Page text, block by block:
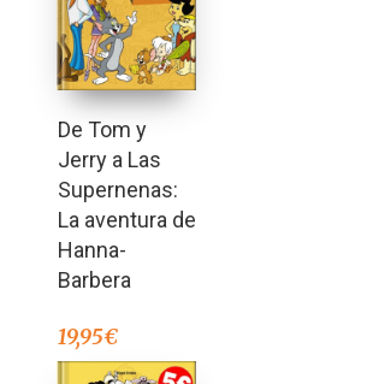
De Tom y
Jerry a Las
Supernenas:
La aventura de
Hanna-
Barbera
19,95€